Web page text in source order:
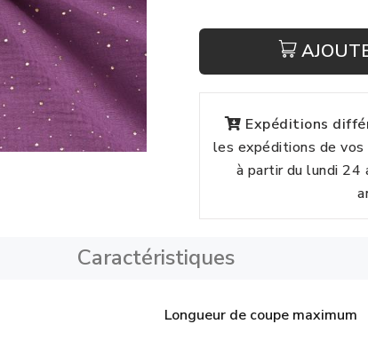
Expéditions
les expéditions de
à partir du lundi 24
Caractéristiques
Longueur de coupe maximum